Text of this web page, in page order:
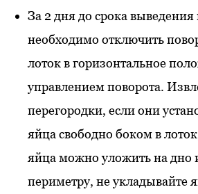
За 2 дня до срока выведения
необходимо отключить
лоток в горизонтальное
управлением поворота.
перегородки, если они
яйца свободно боком в
яйца можно уложить на дно
периметру, не укладывайте